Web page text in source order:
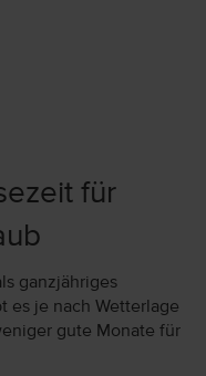
für
ganzjähriges
es je nach Wetterlage
gute Monate für